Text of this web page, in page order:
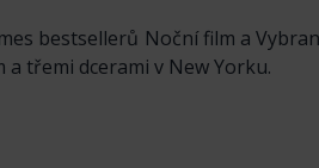
bestsellerů Noční film a
a třemi dcerami v New Yorku.